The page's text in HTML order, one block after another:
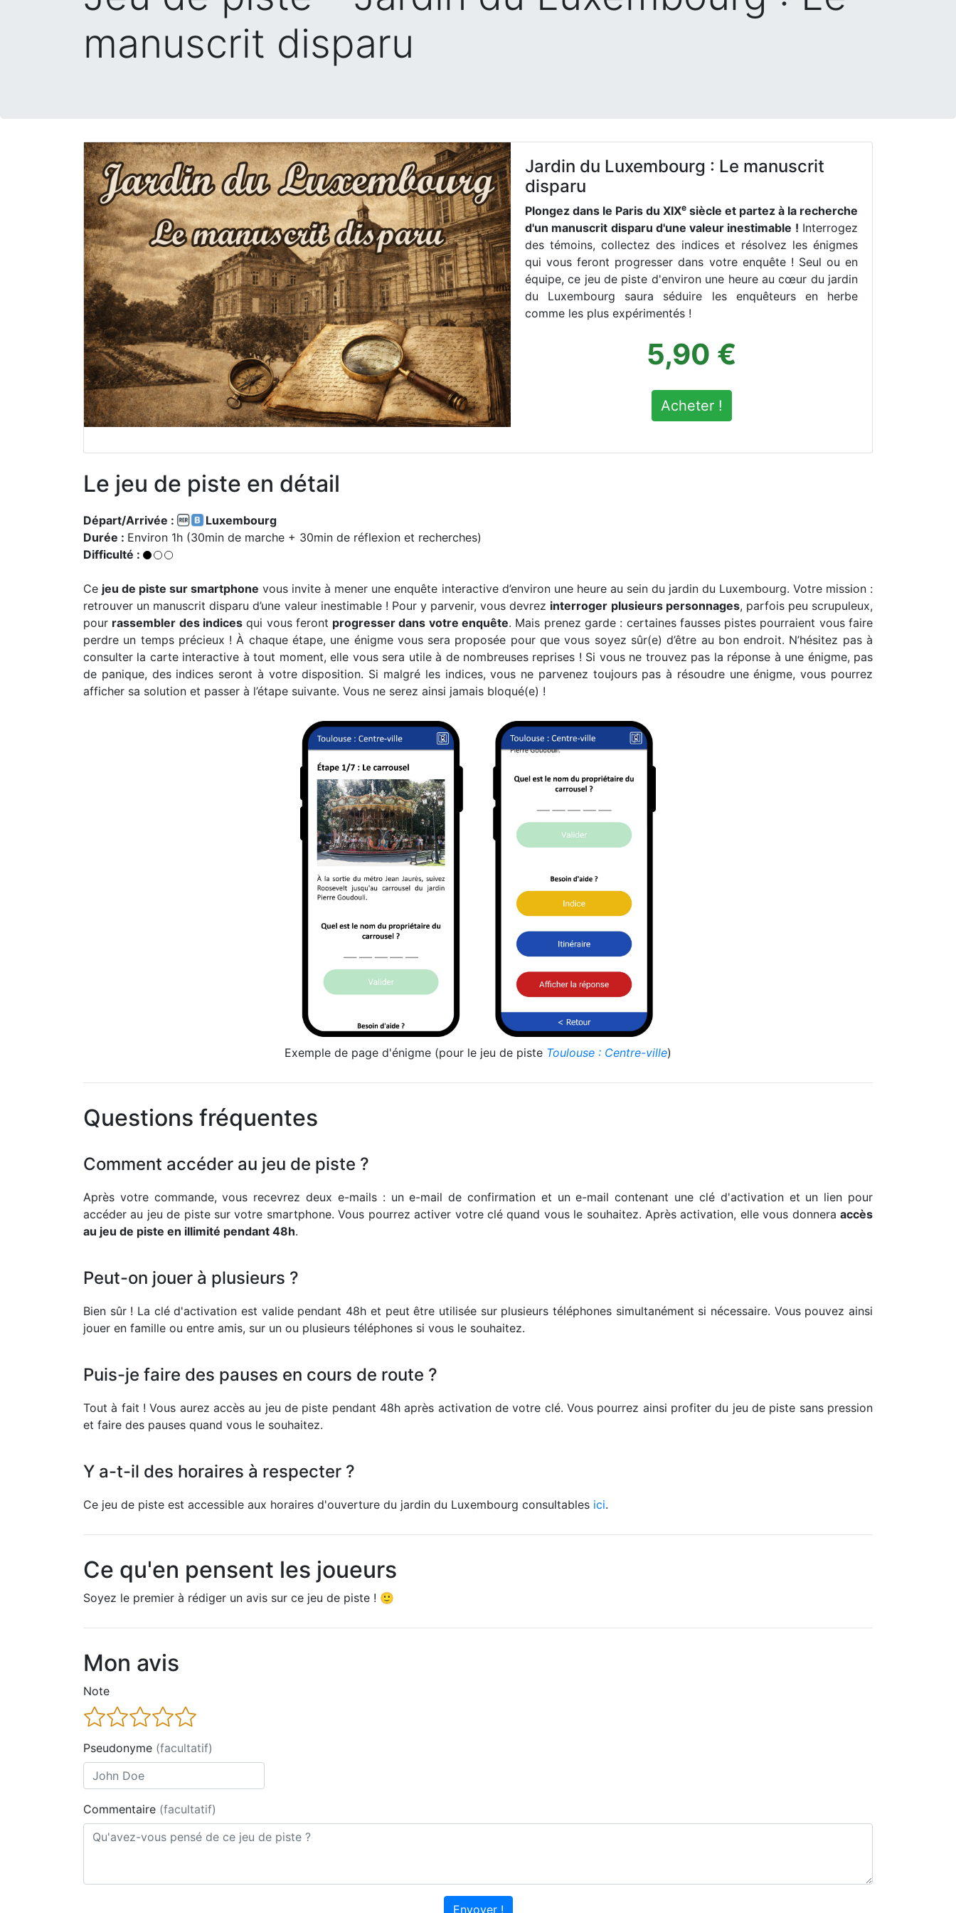
manuscrit disparu
Jardin du Luxembourg : Le manuscrit
disparu
Plongez dans le Paris du XIXe siècle et partez à la recherche
d'un manuscrit disparu d'une valeur inestimable ! Interrogez
des témoins, collectez des indices et résolvez les énigmes
qui vous feront progresser dans votre enquête ! Seul ou en
équipe, ce jeu de piste d'environ une heure au cœur du jardin
du Luxembourg saura séduire les enquêteurs en herbe
comme les plus expérimentés !
5,90 €
Acheter !
Le jeu de piste en détail
Départ/Arrivée :
Luxembourg
Durée : Environ 1h (30min de marche + 30min de réflexion et recherches)
Difficulté :
Ce jeu de piste sur smartphone vous invite à mener une enquête interactive d’environ une heure au sein du jardin du Luxembourg. Votre mission :
retrouver un manuscrit disparu d’une valeur inestimable ! Pour y parvenir, vous devrez interroger plusieurs personnages, parfois peu scrupuleux,
pour rassembler des indicesqui vous feront progresser dans votre enquête. Mais prenez garde : certaines fausses pistes pourraient vous faire
perdre un temps précieux ! À chaque étape, une énigme vous sera proposée pour que vous soyez sûr(e) d’être au bon endroit. N’hésitez pas à
consulter la carte interactive à tout moment, elle vous sera utile à de nombreuses reprises ! Si vous ne trouvez pas la réponse à une énigme, pas
de panique, des indices seront à votre disposition. Si malgré les indices, vous ne parvenez toujours pas à résoudre une énigme, vous pourrez
afficher sa solution et passer à l’étape suivante. Vous ne serez ainsi jamais bloqué(e) !
Exemple de page d'énigme (pour le jeu de piste Toulouse : Centre-ville)
Questions fréquentes
Comment accéder au jeu de piste ?
Après votre commande, vous recevrez deux e-mails : un e-mail de confirmation et un e-mail contenant une clé d'activation et un lien pour
accéder au jeu de piste sur votre smartphone. Vous pourrez activer votre clé quand vous le souhaitez. Après activation, elle vous donnera accès
au jeu de piste en illimité pendant 48h.
Peut-on jouer à plusieurs ?
Bien sûr ! La clé d'activation est valide pendant 48h et peut être utilisée sur plusieurs téléphones simultanément si nécessaire. Vous pouvez ainsi
jouer en famille ou entre amis, sur un ou plusieurs téléphones si vous le souhaitez.
Puis-je faire des pauses en cours de route ?
Tout à fait ! Vous aurez accès au jeu de piste pendant 48h après activation de votre clé. Vous pourrez ainsi profiter du jeu de piste sans pression
et faire des pauses quand vous le souhaitez.
Y a-t-il des horaires à respecter ?
Ce jeu de piste est accessible aux horaires d'ouverture du jardin du Luxembourg consultables ici.
Ce qu'en pensent les joueurs
Soyez le premier à rédiger un avis sur ce jeu de piste ! 🙂
Mon avis
Note
Pseudonyme (facultatif)
Commentaire (facultatif)
Envoyer !